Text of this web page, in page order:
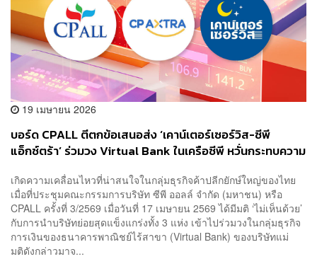
19 เมษายน 2026
บอร์ด CPALL ตีตกข้อเสนอส่ง ‘เคาน์เตอร์เซอร์วิส-ซีพี
แอ็กซ์ตร้า’ ร่วมวง Virtual Bank ในเครือซีพี หวั่นกระทบความ
เกิดความเคลื่อนไหวที่น่าสนใจในกลุ่มธุรกิจค้าปลีกยักษ์ใหญ่ของไทย
เมื่อที่ประชุมคณะกรรมการบริษัท ซีพี ออลล์ จำกัด (มหาชน) หรือ
CPALL ครั้งที่ 3/2569 เมื่อวันที่ 17 เมษายน 2569 ได้มีมติ ‘ไม่เห็นด้วย’
กับการนำบริษัทย่อยสุดแข็งแกร่งทั้ง 3 แห่ง เข้าไปร่วมวงในกลุ่มธุรกิจ
การเงินของธนาคารพาณิชย์ไร้สาขา (Virtual Bank) ของบริษัทแม่
มติดังกล่าวมาจ...